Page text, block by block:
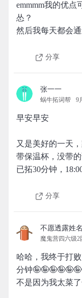
emmmm我的优点
怂？
然后我每天都会
分享
张一一
蜗牛拓词帮 9
早安早安
又是美好的一天
带保温杯，没带
已拓30分钟，
分享
不愿透露姓
魔鬼营四六级2
哈哈，我终于打
分钟
不是因为我太菜